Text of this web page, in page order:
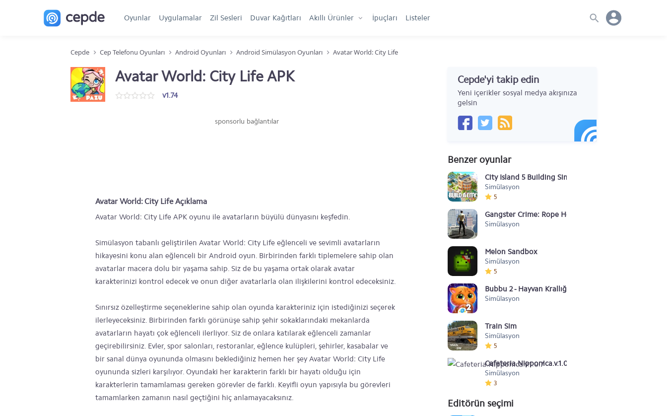
Oyunlar Uygulamalar Zil Sesleri Duvar Kağıtları Akıllı Ürünler İpuçları Listeler
Cepde Cep Telefonu Oyunları Android Oyunları Android Simülasyon Oyunları Avatar World: City Life
Avatar World: City Life APK
v1.74
sponsorlu bağlantılar
Avatar World: City Life Açıklama
Avatar World: City Life APK oyunu ile avatarların büyülü dünyasını keşfedin.
Simülasyon tabanlı geliştirilen Avatar World: City Life eğlenceli ve sevimli avatarların
hikayesini konu alan eğlenceli bir Android oyun. Birbirinden farklı tiplemelere sahip olan
avatarlar macera dolu bir yaşama sahip. Siz de bu yaşama ortak olarak avatar
karakterinizi kontrol edecek ve onun diğer avatarlarla olan ilişkilerini kontrol edeceksiniz.
Sınırsız özelleştirme seçeneklerine sahip olan oyunda karakteriniz için istediğinizi seçerek
ilerleyeceksiniz. Birbirinden farklı görünüşe sahip şehir sokaklarındaki mekanlarda
avatarların hayatı çok eğlenceli ilerliyor. Siz de onlara katılarak eğlenceli zamanlar
geçirebilirsiniz. Evler, spor salonları, restoranlar, eğlence kulüpleri, şehirler, kasabalar ve
bir sanal dünya oyununda olmasını beklediğiniz hemen her şey Avatar World: City Life
oyununda sizleri karşılıyor. Oyundaki her karakterin farklı bir hayatı olduğu için
karakterlerin tamamlaması gereken görevler de farklı. Keyifli oyun yapısıyla bu görevleri
tamamlarken zamanın nasıl geçtiğini hiç anlamayacaksınız.
Cepde'yi takip edin
Yeni içerikler sosyal medya akışınıza
gelsin
Benzer oyunlar
City Island 5 Building Sim
Simülasyon
5
Gangster Crime: Rope Hero City
Simülasyon
Melon Sandbox
Simülasyon
5
Bubbu 2 - Hayvan Krallığım
Simülasyon
Train Sim
Simülasyon
5
Cafeteria.Nipponica.v.1.0.7
Simülasyon
3
Editörün seçimi